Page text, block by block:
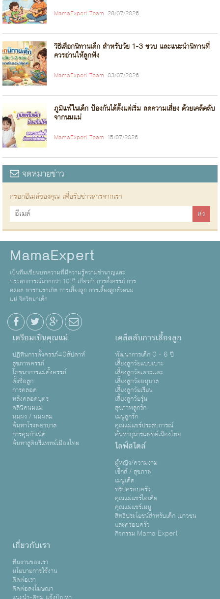
MamaExpert Team 28/07/2026
วิธีเลือกนิทานเด็ก สำหรับวัย 1-3 ขวบ และแนะนำนิทานที่
ควรอ่านให้ลูกฟัง
MamaExpert Team 03/07/2026
ภูมิแพ้ในเด็ก ป้องกันได้ตั้งแต่เริ่ม ลดความเสี่ยง ด้วยเคล็ดลับ
จากนมแม่
MamaExpert Team 15/07/2026
จดหมายข่าว
กรอกอีเมล์ของคุณ เพื่อรับข่าวสารจากเรา
MamaExpert
เป็นทีมเขียนบทความที่มีความรู้ความชำนาญและ
ประสบการณ์มากกว่า 10 ปี เกี่ยวกับการตั้งครรภ์ การ
คลอด ทารกแรกเกิด การเลี้ยงลูก การเลี้ยงลูกด้วยนม
แม่ จิตวิทยาเด็ก
เตรียมเป็นคุณแม่
ปฏิทินการตั้งครรภ์40สัปดาห์
สุขภาพครรภ์
โภชนาการแม่ตั้งครรภ์
ตั้งชื่อลูก
การคลอด
หลังคลอดบุตร
คลินิคนมแม่
นมผง / นมผสม
ค้นหาโรงพยาบาล
การคุมกำเนิด
ค้นหาสูตินรีแพทย์เมืองไทย
เคล็ดลับการเลี้ยงลูก
พัฒนาการเด็ก 0 - 6 ปี
เลี้ยงลูกวัยแบบเบาะ
เลี้ยงลูกวัยเตาะเเตะ
เลี้ยงลูกวัยอนุบาล
เลี้ยงลูกวัยเรียน
เลี้ยงลูกวัยรุ่น
สุขภาพลูกรัก
เมนูลูกรัก
คุณแม่แชร์ประสบการณ์
ค้นหากุมารแพทย์เมืองไทย
ไลฟ์สไตล์
ผู้หญิง/ความงาม
เซ็กส์ / สุขภาพ
เมนูเด็ด
ทริปครอบครัว
คุณแม่แชร์ไอเดีย
คุณแม่แชร์เมนู
สิทธิประโยชน์สำหรับเด็ก เยาวชน
และครอบครัว
กิจกรรม Mama Expert
เกี่ยวกับเรา
ทีมงานของเรา
นโยบายการใช้งาน
ติดต่อเรา
ติดต่อลงโฆษณา